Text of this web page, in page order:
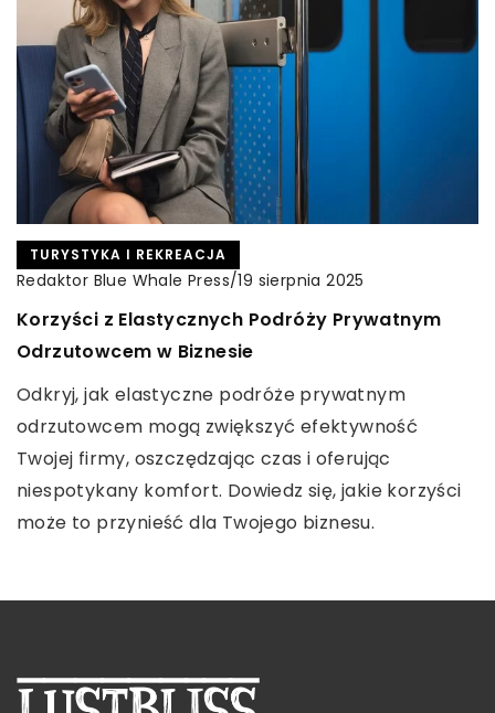
Redaktor Blue Whale Press/11 stycznia 2026
Komfort i Styl: Jak Wybrać Idealne Zapięcie dla
Twoich Kolczyków?
Odkryj, jak dopasować kolczyki do swojego stylu,
wybierając idealne zapięcie. Poznaj różne rodzaje
zapięć, które zapewnią komfort noszenia i
podkreślą elegancję biżuterii.
TURYSTYKA I REKREACJA
Redaktor Blue Whale Press/19 sierpnia 2025
Korzyści z Elastycznych Podróży Prywatnym
Odrzutowcem w Biznesie
Odkryj, jak elastyczne podróże prywatnym
odrzutowcem mogą zwiększyć efektywność
Twojej firmy, oszczędzając czas i oferując
niespotykany komfort. Dowiedz się, jakie korzyści
może to przynieść dla Twojego biznesu.
INNE
Redaktor Blue Whale Press/5 marca 2024
Jak skuteczna jest terapia falą uderzeniową w
leczeniu bólu kręgosłupa?
Podpowiemy Ci wszystko, co musisz wiedzieć o
terapii falą uderzeniową jako metodzie leczenia
bólu kręgosłupa. Dowiedz się, jakie są jej korzyści i
efektywność.